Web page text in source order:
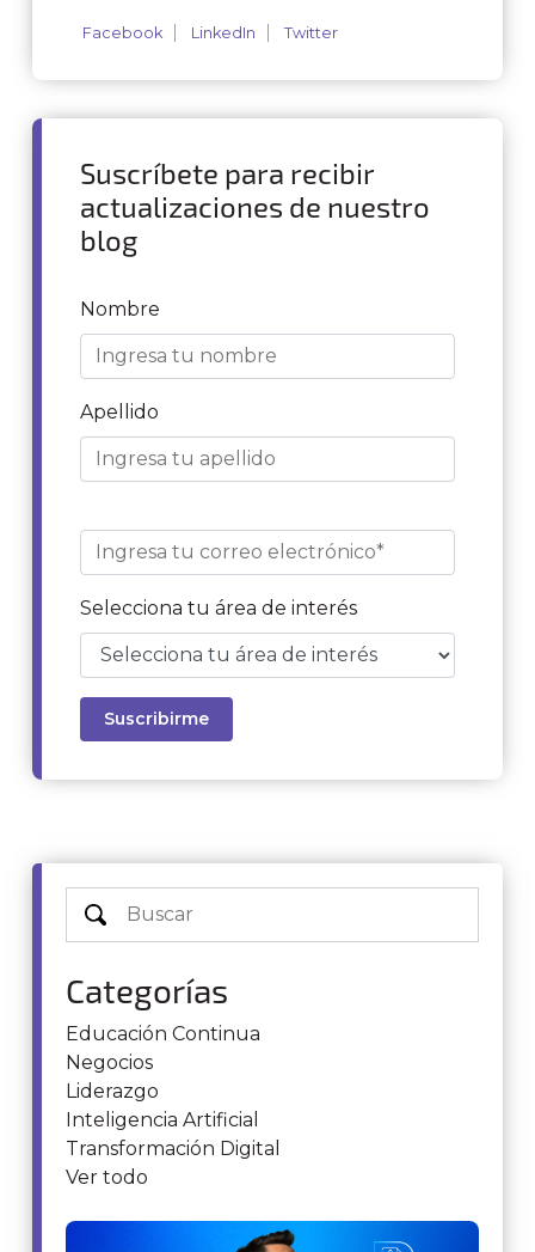
Categorías
Educación Continua
Negocios
Liderazgo
Inteligencia Artificial
Transformación Digital
Ver todo
Facebook LinkedIn Twitter
Suscríbete para recibir
actualizaciones de nuestro
blog
Nombre
Apellido
Selecciona tu área de interés